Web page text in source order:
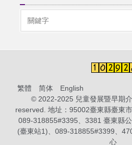
繁體 简体
English
© 2022-2025 兒童發展暨早期
reserved. 地址：95002臺東縣臺東
089-318855#3395、3381 臺東縣
(臺東站1)、089-318855#3399、
心